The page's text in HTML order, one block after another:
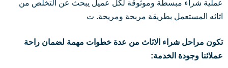
عملية شراء مبسطة وموثوقة لكل عميل يبحث عن التخلص من
اثاثه المستعمل بطريقة مربحة ومريحة. ت
تكون مراحل شراء الاثاث من عدة خطوات مهمة لضمان راحة
عملائنا وجودة الخدمة: